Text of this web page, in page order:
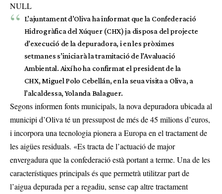
NULL
L’ajuntament d’Oliva ha informat que la Confederació
Hidrogràfica del Xúquer (CHX) ja disposa del projecte
d’execució de la depuradora, i en les pròximes
setmanes s’iniciarà la tramitació de l’Avaluació
Ambiental. Així ho ha confirmat el president de la
CHX, Miguel Polo Cebellán, en la seua visita a Oliva, a
l’alcaldessa, Yolanda Balaguer.
Segons informen fonts municipals, la nova depuradora ubicada al
municipi d’Oliva té un pressupost de més de 45 milions d’euros,
i incorpora una tecnologia pionera a Europa en el tractament de
les aigües residuals. «Es tracta de l’actuació de major
envergadura que la confederació està portant a terme. Una de les
característiques principals és que permetrà utilitzar part de
l’aigua depurada per a regadiu, sense cap altre tractament